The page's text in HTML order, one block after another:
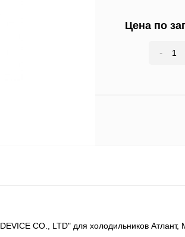
Цена по
-
CO., LTD" для холодильников Атлант,